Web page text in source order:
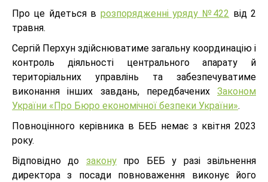
Про це йдеться в розпорядженні уряду №422 від 2
травня.
Сергій Перхун здійснюватиме загальну координацію і
контроль діяльності центрального апарату й
територіальних управлінь та забезпечуватиме
виконання інших завдань, передбачених Законом
України «Про Бюро економічної безпеки України».
Повноцінного керівника в БЕБ немає з квітня 2023
року.
Відповідно до законупро БЕБ у разі звільнення
директора з посади повноваження виконує його